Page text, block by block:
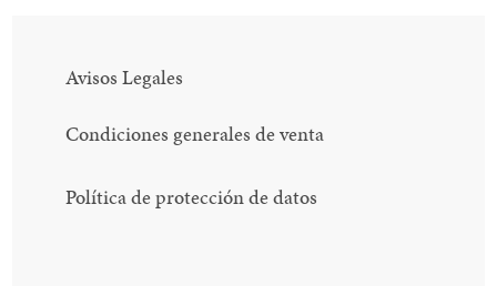
Avisos Legales
Condiciones generales de venta
Política de protección de datos